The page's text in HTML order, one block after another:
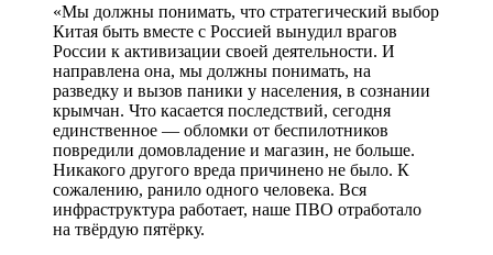
«Мы должны понимать, что стратегический выбор
Китая быть вместе с Россией вынудил врагов
России к активизации своей деятельности. И
направлена она, мы должны понимать, на
разведку и вызов паники у населения, в сознании
крымчан. Что касается последствий, сегодня
единственное — обломки от беспилотников
повредили домовладение и магазин, не больше.
Никакого другого вреда причинено не было. К
сожалению, ранило одного человека. Вся
инфраструктура работает, наше ПВО отработало
на твёрдую пятёрку.